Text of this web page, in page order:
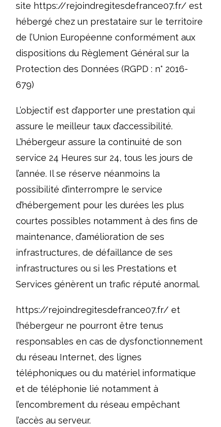
site https://rejoindregitesdefrance07.fr/ est
hébergé chez un prestataire sur le territoire
de l’Union Européenne conformément aux
dispositions du Règlement Général sur la
Protection des Données (RGPD : n° 2016-
679)
L’objectif est d’apporter une prestation qui
assure le meilleur taux d’accessibilité.
L’hébergeur assure la continuité de son
service 24 Heures sur 24, tous les jours de
l’année. Il se réserve néanmoins la
possibilité d’interrompre le service
d’hébergement pour les durées les plus
courtes possibles notamment à des fins de
maintenance, d’amélioration de ses
infrastructures, de défaillance de ses
infrastructures ou si les Prestations et
Services génèrent un trafic réputé anormal.
https://rejoindregitesdefrance07.fr/ et
l’hébergeur ne pourront être tenus
responsables en cas de dysfonctionnement
du réseau Internet, des lignes
téléphoniques ou du matériel informatique
et de téléphonie lié notamment à
l’encombrement du réseau empêchant
l’accès au serveur.